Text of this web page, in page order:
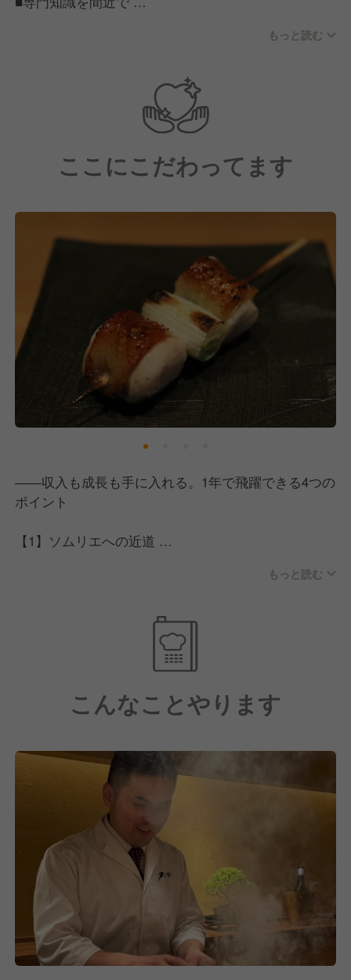
ざけし）などの資格と豊富な経験を持つ店主から、業
20代〜30代のメンバーも活躍しており、人柄を重視
した明るい職場です。わからないことも気軽に相談で
きる環境が整っています。
ソムリエ資格の学費補助など、学びやスキルアップに
対する意欲を全力でサポートします。
もっと読む
ここにこだわってます
――収入も成長も手に入れる。1年で飛躍できる4つの
ポイント
【1】ソムリエへの近道
び、学費補助制度（合格時）を活用することで、働き
【2】1年で独立レベルへ
意欲次第で、1年後には独立を目指せるレベルの調理
技術や店舗運営ノウハウを身につけることが可能で
ご来店されるのは経営層を中心としたお客様。スマー
トな所作や言葉遣いなど、一生モノのサービススキル
【4】キャリアは無限大
ブランドの中核メンバーとして幹部を目指す道も、海
外展開への挑戦も可能。あなたの理想のキャリアを実
現できる環境です。
もっと読む
こんなことやります